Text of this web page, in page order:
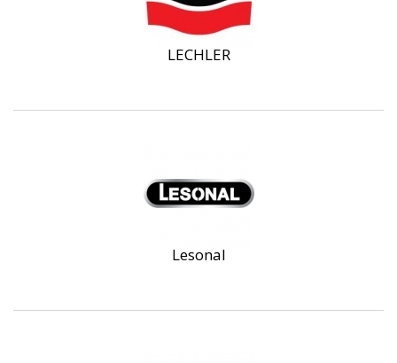
LECHLER
Lesonal